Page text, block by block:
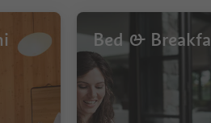
Bed &